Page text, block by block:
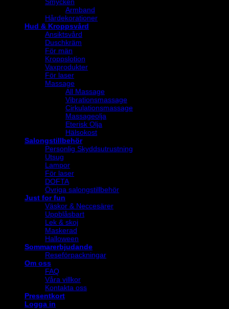
Smycken
Armband
Hårdekorationer
Hud & Kroppsvård
Ansiktsvård
Duschkräm
För män
Kroppslotion
Vaxprodukter
För laser
Massage
All Massage
Vibrationsmassage
Cirkulationsmassage
Massageolja
Eterisk Olja
Hälsokost
Salongstillbehör
Personlig Skyddsutrustning
Utsug
Lampor
För laser
DOFTA
Övriga salongstillbehör
Just for fun
Väskor & Neccesärer
Uppblåsbart
Lek & skoj
Maskerad
Halloween
Sommarerbjudande
Reseförpackningar
Om oss
FAQ
Våra villkor
Kontakta oss
Presentkort
Logga in